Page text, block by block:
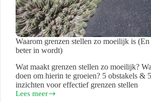
Waarom grenzen stellen zo moeilijk is (En
beter in wordt)
Wat maakt grenzen stellen zo moeilijk?
doen om hierin te groeien? 5 obstakels &
inzichten voor effectief grenzen stellen
Lees meer
Waarom